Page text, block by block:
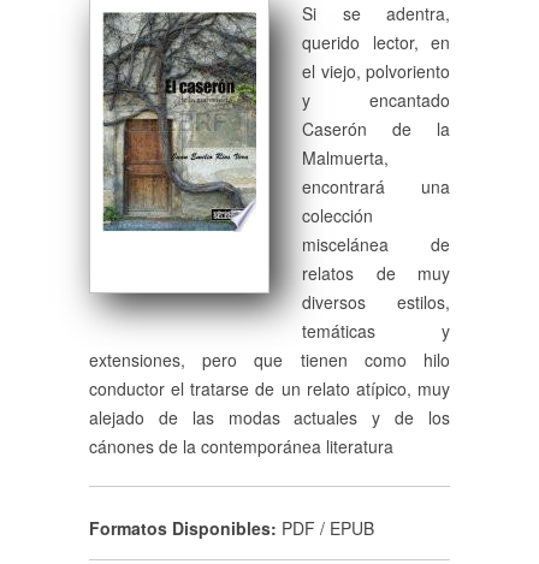
Si se adentra,
querido lector, en
el viejo, polvoriento
y encantado
Caserón de la
Malmuerta,
encontrará una
colección
miscelánea de
relatos de muy
diversos estilos,
temáticas y
extensiones, pero que tienen como hilo
conductor el tratarse de un relato atípico, muy
alejado de las modas actuales y de los
cánones de la contemporánea literatura
Formatos Disponibles: PDF / EPUB